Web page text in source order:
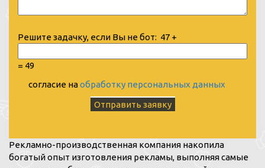
Решите задачку, если Вы не бот: 47 +
= 49
согласие наобработку персональных данных
Рекламно-производственная компания накопила
богатый опыт изготовления рекламы, выполняя самые